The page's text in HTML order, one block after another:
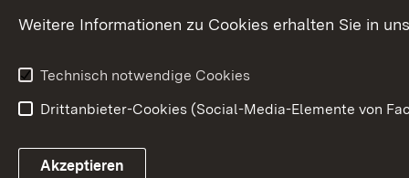
Organigramm
Link zum Landesportal
Weitere Informationen zu Cookies erhalten Sie in
Technisch notwendige Cookies
Drittanbieter-Cookies (Social-Media-Elemente von
Akzeptieren